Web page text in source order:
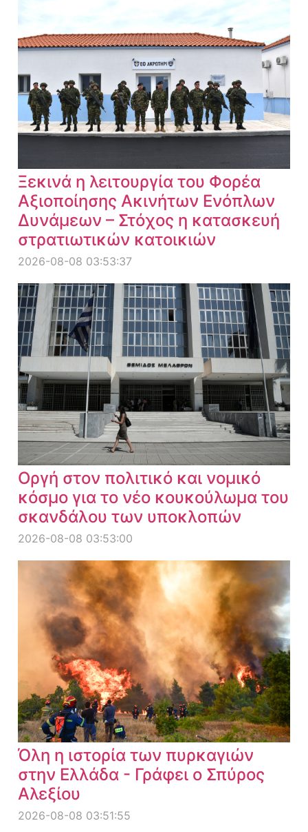
Ξεκινά η λειτουργία του Φορέα
Αξιοποίησης Ακινήτων Ενόπλων
Δυνάμεων – Στόχος η κατασκευή
στρατιωτικών κατοικιών
2026-08-08 03:53:37
Οργή στον πολιτικό και νομικό
κόσμο για το νέο κουκούλωμα του
σκανδάλου των υποκλοπών
2026-08-08 03:53:00
Όλη η ιστορία των πυρκαγιών
στην Ελλάδα - Γράφει ο Σπύρος
Αλεξίου
2026-08-08 03:51:55